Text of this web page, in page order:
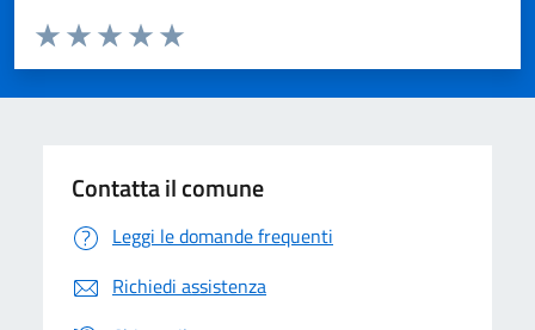
Domanda
Valuta da 1 a 5 stelle la pagina
Valuta 5 stelle su 5
Valuta 4 stelle su 5
Valuta 3 stelle su 5
Valuta 2 stelle su 5
Valuta 1 stelle su 5
Contatta il comune
Leggi le domande frequenti
Richiedi assistenza